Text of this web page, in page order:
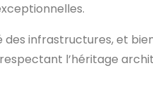
infrastructures, et
l’héritage